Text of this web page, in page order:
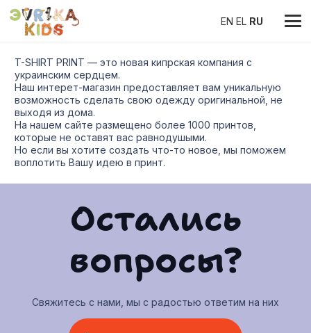
EN EL RU
T-SHIRT PRINT — это новая кипрская компания с
украинским сердцем.
Наш интерет-магазин предоставляет вам уникальную
возможность сделать свою одежду оригинальной, не
выходя из дома.
На нашем сайте размещено более 1000 принтов,
которые не оставят вас равнодушыми.
Но если вы хотите создать что-то новое, мы поможем
воплотить Вашу идею в принт.
Остались
вопросы?
Свяжитесь с нами, мы с радостью ответим на них